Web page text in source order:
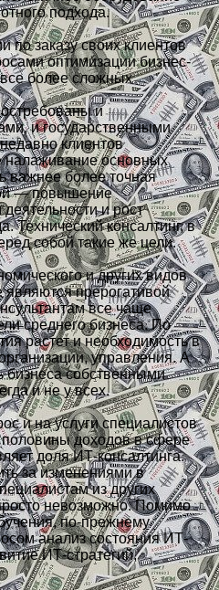
подхода.
по заказу своих клиентов
оптимизации бизнес-
более сложных
и
и государственными
клиентов
налаживание основных
важнее более точная
— повышение
и рост
Технический консалтинг, в
собой такие же цели.
и других видов
являются прерогативой
все чаще
среднего бизнеса. По
растет и необходимость в
управления. А
бизнеса собственными
и не у всех.
и на услуги специалистов
доходов в сфере
доля ИТ-консалтинга.
за изменениями в
из других
невозможно. Помимо
по-прежнему
анализ состояния ИТ-
ИТ-стратегий,